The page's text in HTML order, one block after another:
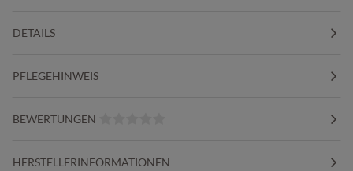
DETAILS
PFLEGEHINWEIS
BEWERTUNGEN
HERSTELLERINFORMATIONEN